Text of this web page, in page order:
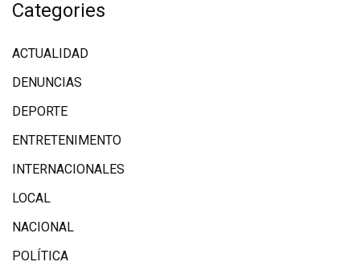
Categories
ACTUALIDAD
DENUNCIAS
DEPORTE
ENTRETENIMENTO
INTERNACIONALES
LOCAL
NACIONAL
POLÍTICA